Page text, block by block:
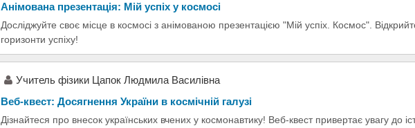
Анімована презентація: Мій успіх у космосі
Досліджуйте своє місце в космосі з анімованою презентацією "Мій успіх. Космос".
горизонти успіху!
Учитель фізики Цапок Людмила Василівна
Веб-квест: Досягнення України в космічній галузі
Дізнайтеся про внесок українських вчених у космонавтику! Веб-квест привертає увагу до